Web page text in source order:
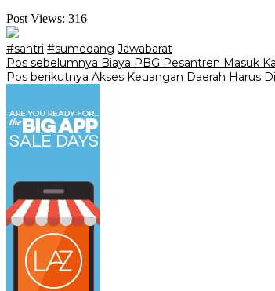
Post Views: 316
#santri #sumedang Jawabarat
Navigasi
pos
Pos sebelumnya Biaya PBG Pesantren Masuk
Pos berikutnya Akses Keuangan Daerah Harus